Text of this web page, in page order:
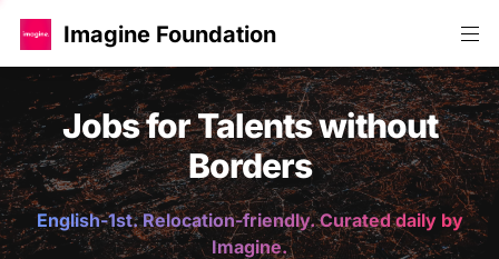
Imagine Foundation
Jobs for Talents without
Borders
English-1st. Relocation-friendly. Curated daily by
Imagine.